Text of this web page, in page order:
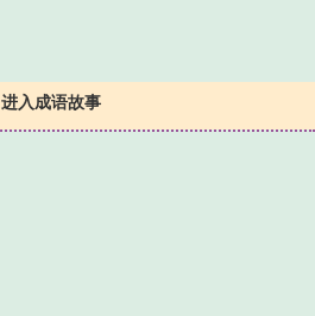
进入成语故事